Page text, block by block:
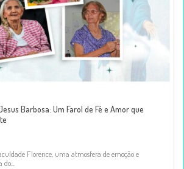
Barbosa: Um Farol de Fé e Amor que
Florence, uma atmosfera de emoção e